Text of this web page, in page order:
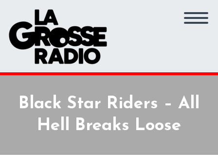
Black Star Riders – All
Hell Breaks Loose